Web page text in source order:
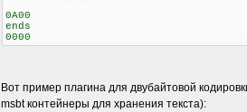
0A00
ends
0000
Вот пример плагина для двубайтовой
msbt контейнеры для хранения текста):